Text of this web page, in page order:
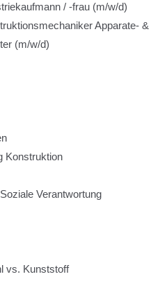
/ -frau (m/w/d)
Apparate-
(m/w/d)
Konstruktion
Verantwortung
vs. Kunststoff